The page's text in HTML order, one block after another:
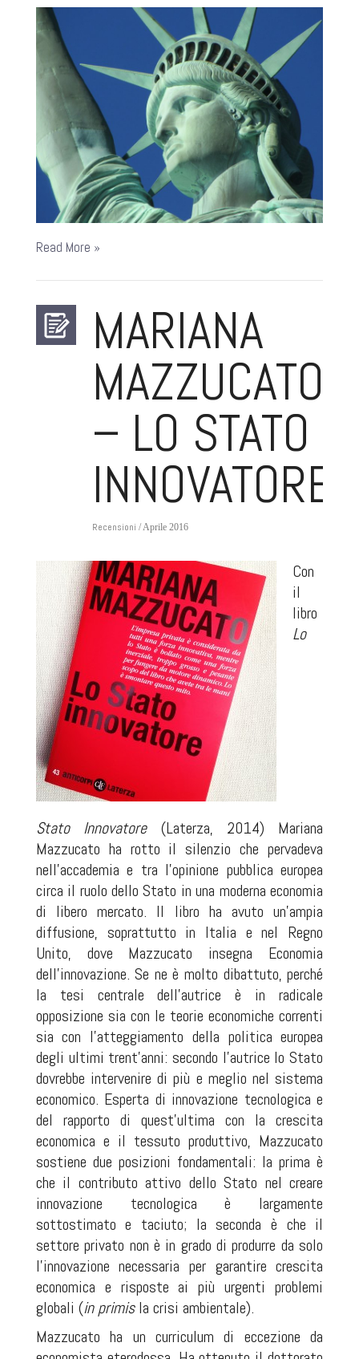
Read More »
MARIANA
MAZZUCATO
– LO STATO
INNOVATORE
Recensioni / Aprile 2016
Con
il
libro
Lo
Stato Innovatore(Laterza, 2014) Mariana
Mazzucato ha rotto il silenzio che pervadeva
nell’accademia e tra l’opinione pubblica europea
circa il ruolo dello Stato in una moderna economia
di libero mercato. Il libro ha avuto un’ampia
diffusione, soprattutto in Italia e nel Regno
Unito, dove Mazzucato insegna Economia
dell’innovazione. Se ne è molto dibattuto, perché
la tesi centrale dell’autrice è in radicale
opposizione sia con le teorie economiche correnti
sia con l’atteggiamento della politica europea
degli ultimi trent’anni: secondo l’autrice lo Stato
dovrebbe intervenire di più e meglio nel sistema
economico. Esperta di innovazione tecnologica e
del rapporto di quest’ultima con la crescita
economica e il tessuto produttivo, Mazzucato
sostiene due posizioni fondamentali: la prima è
che il contributo attivo dello Stato nel creare
innovazione tecnologica è largamente
sottostimato e taciuto; la seconda è che il
settore privato non è in grado di produrre da solo
l’innovazione necessaria per garantire crescita
economica e risposte ai più urgenti problemi
globali (in primisla crisi ambientale).
Mazzucato ha un curriculum di eccezione da